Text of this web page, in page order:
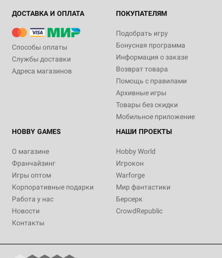
ДОСТАВКА И ОПЛАТА
Способы оплаты
Службы доставки
Адреса магазинов
ПОКУПАТЕЛЯМ
Подобрать игру
Бонусная программа
Информация о заказе
Возврат товара
Помощь с правилами
Архивные игры
Товары без скидки
Мобильное приложение
HOBBY GAMES
О магазине
Франчайзинг
Игры оптом
Корпоративные подарки
Работа у нас
Новости
Контакты
НАШИ ПРОЕКТЫ
Hobby World
Игрокон
Warforge
Мир фантастики
Берсерк
CrowdRepublic